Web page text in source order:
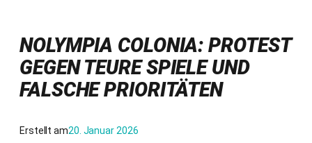
NOLYMPIA COLONIA: PROTEST
GEGEN TEURE SPIELE UND
FALSCHE PRIORITÄTEN
Erstellt am20. Januar 2026